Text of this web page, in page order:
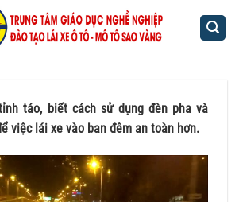
táo, biết cách sử dụng đèn pha và
việc lái xe vào ban đêm an toàn hơn.